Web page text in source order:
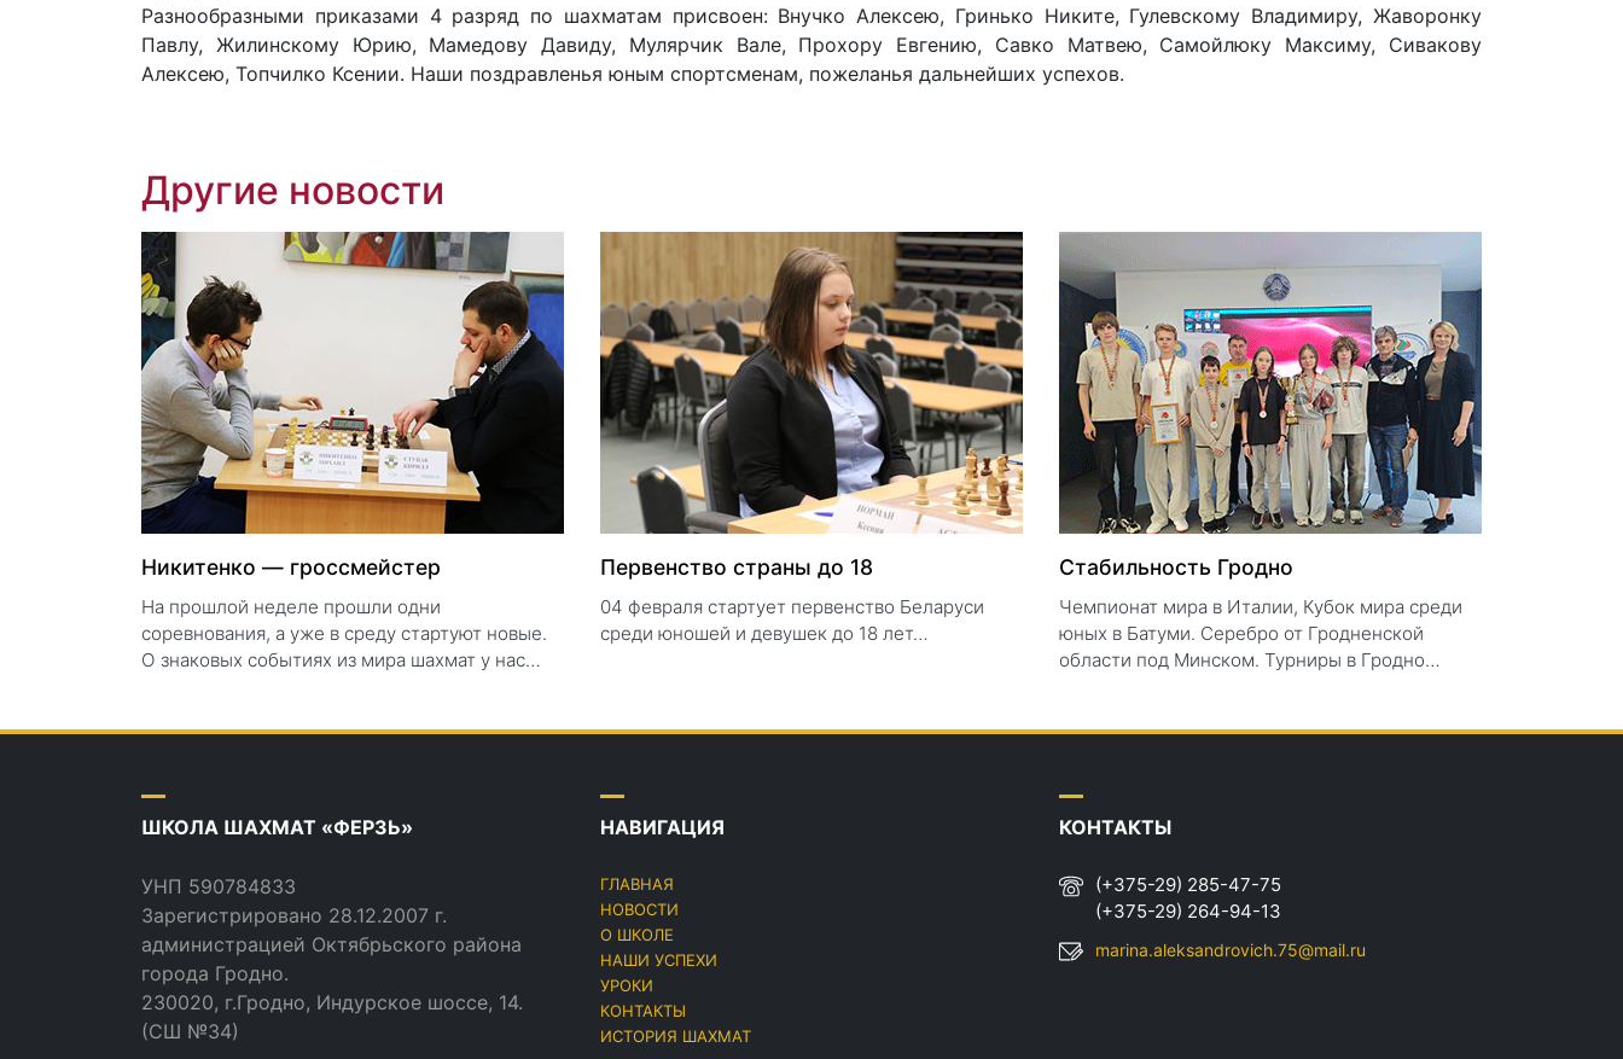
Разнообразными приказами 4 разряд по шахматам присвоен: Внучко Алексею, Гринько Никите, Гулевскому Владимиру, Жаворонку
Павлу, Жилинскому Юрию, Мамедову Давиду, Мулярчик Вале, Прохору Евгению, Савко Матвею, Самойлюку Максиму, Сивакову
Алексею, Топчилко Ксении. Наши поздравленья юным спортсменам, пожеланья дальнейших успехов.
Другие новости
Никитенко — гроссмейстер
На прошлой неделе прошли одни
соревнования, а уже в среду стартуют новые.
О знаковых событиях из мира шахмат у нас…
Первенство страны до 18
04 февраля стартует первенство Беларуси
среди юношей и девушек до 18 лет…
Стабильность Гродно
Чемпионат мира в Италии, Кубок мира среди
юных в Батуми. Серебро от Гродненской
области под Минском. Турниры в Гродно…
ШКОЛА ШАХМАТ «ФЕРЗЬ»
УНП 590784833
Зарегистрировано 28.12.2007 г.
администрацией Октябрьского района
города Гродно.
230020, г.Гродно, Индурское шоссе, 14.
(СШ №34)
НАВИГАЦИЯ
ГЛАВНАЯ
НОВОСТИ
О ШКОЛЕ
НАШИ УСПЕХИ
УРОКИ
КОНТАКТЫ
ИСТОРИЯ ШАХМАТ
КОНТАКТЫ
(+375-29) 285-47-75
(+375-29) 264-94-13
marina.aleksandrovich.75@mail.ru